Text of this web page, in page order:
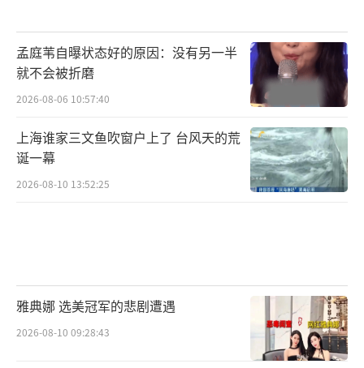
孟庭苇自曝状态好的原因：没有另一半
就不会被折磨
2026-08-06 10:57:40
上海谁家三文鱼吹窗户上了 台风天的荒
诞一幕
2026-08-10 13:52:25
雅典娜 选美冠军的悲剧遭遇
2026-08-10 09:28:43